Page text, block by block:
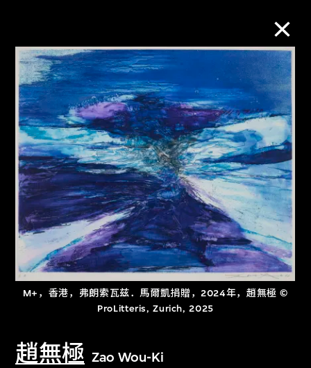
M+，香港，弗朗索瓦兹．馬爾凱捐贈，2024年，趙無極 ©
ProLitteris, Zurich, 2025
趙無極 Zao Wou-Ki
M+藏品
进一步筛选 搜索
关于M+藏品
探索世界顶级的二十及二十一世纪视觉
文化藏品。